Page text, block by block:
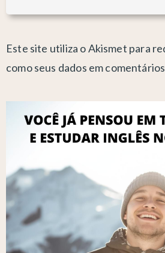
Este site utiliza o Akismet para
como seus dados em